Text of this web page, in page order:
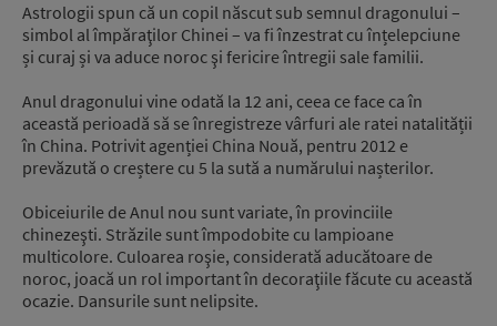
Astrologii spun că un copil născut sub semnul dragonului –
simbol al împăraţilor Chinei – va fi înzestrat cu înțelepciune
și curaj și va aduce noroc şi fericire întregii sale familii.
Anul dragonului vine odată la 12 ani, ceea ce face ca în
această perioadă să se înregistreze vârfuri ale ratei natalității
în China. Potrivit agenției China Nouă, pentru 2012 e
prevăzută o creștere cu 5 la sută a numărului nașterilor.
Obiceiurile de Anul nou sunt variate, în provinciile
chinezeşti. Străzile sunt împodobite cu lampioane
multicolore. Culoarea roşie, considerată aducătoare de
noroc, joacă un rol important în decoraţiile făcute cu această
ocazie. Dansurile sunt nelipsite.